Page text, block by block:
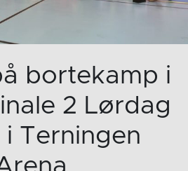
bortekamp i
2 Lørdag
i Terningen